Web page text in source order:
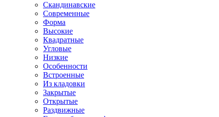
Скандинавские
Современные
Форма
Высокие
Квадратные
Угловые
Низкие
Особенности
Встроенные
Из кладовки
Закрытые
Открытые
Раздвижные